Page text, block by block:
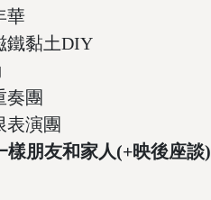
華
鐵黏土DIY
奏團
表演團
樣朋友和家人(+映後座談)